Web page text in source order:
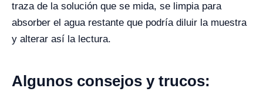
traza de la solución que se mida, se limpia para
absorber el agua restante que podría diluir la muestra
y alterar así la lectura.
Algunos consejos y trucos: